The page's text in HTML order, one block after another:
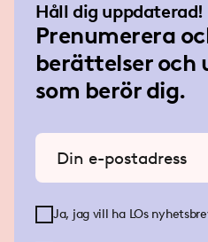
Håll dig uppdaterad!
Prenumerera
berättelser och
som berör dig.
Ange din e-postadress
Ja, jag vill ha LOs